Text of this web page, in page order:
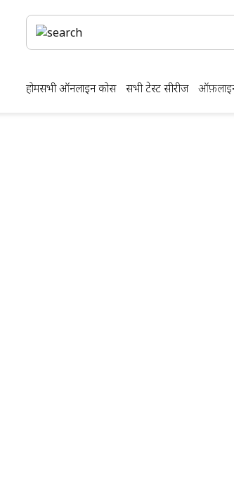
होमसभी ऑनलाइन कोर्स सभी टेस्ट सीरीज